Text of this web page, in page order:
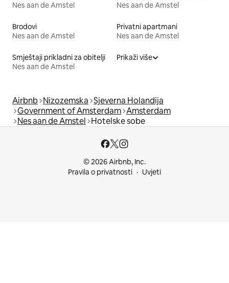
Nes aan de Amstel
Nes aan de Amstel
Brodovi
Nes aan de Amstel
Privatni apartmani
Nes aan de Amstel
Smještaji prikladni za obitelji
Nes aan de Amstel
Prikaži više
Airbnb Nizozemska Sjeverna Holandija
Government of Amsterdam Amsterdam
Nes aan de Amstel Hotelske sobe
© 2026 Airbnb, Inc.
Pravila o privatnosti
Uvjeti